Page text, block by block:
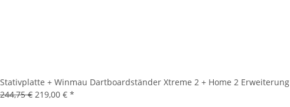
Stativplatte + Winmau Dartboardständer Xtreme 2 + Home 2 Erweiterung
244,75 € 219,00 € *